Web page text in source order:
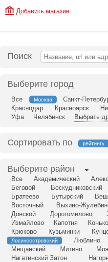
Добавить магазин
Поиск
Выберите город
Все Москва Санкт-
Краснодар
Красноярск
Уфа
Челябинск Выбрать
Сортировать по рейтингу
Выберите район
Все Академический
Беговой
Бескудниковский
Братеево
Бутырский
Восточный
Выхино-
Донской
Дорогомилово
Измайлово
Капотня
Крюково
Кузьминки
Лосиноостровский Люблино
Мещанский
Митино
Нагатинский Затон